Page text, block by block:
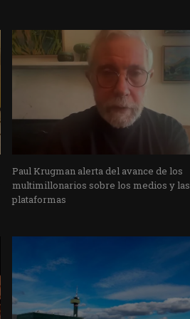
Paul Krugman alerta del avance de los
multimillonarios sobre los medios y las
plataformas